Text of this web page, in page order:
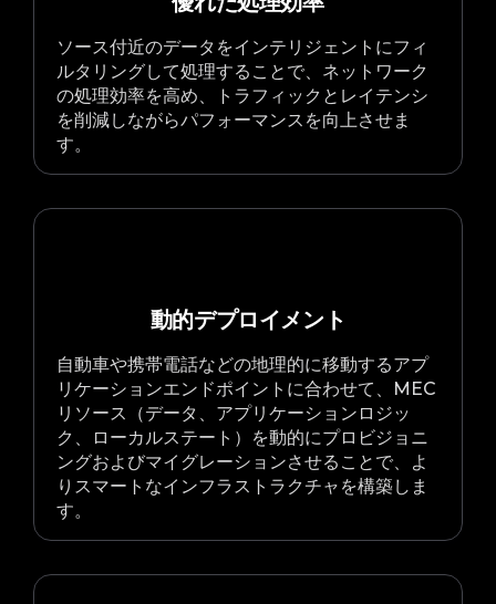
ソース付近のデータをインテリジェントにフィ
ルタリングして処理することで、ネットワーク
の処理効率を高め、トラフィックとレイテンシ
を削減しながらパフォーマンスを向上させま
す。
動的デプロイメント
自動車や携帯電話などの地理的に移動するアプ
リケーションエンドポイントに合わせて、MEC
リソース（データ、アプリケーションロジッ
ク、ローカルステート）を動的にプロビジョニ
ングおよびマイグレーションさせることで、よ
りスマートなインフラストラクチャを構築しま
す。